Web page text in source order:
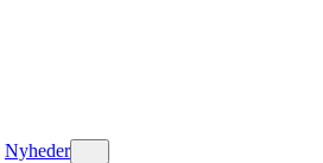
Nyheder